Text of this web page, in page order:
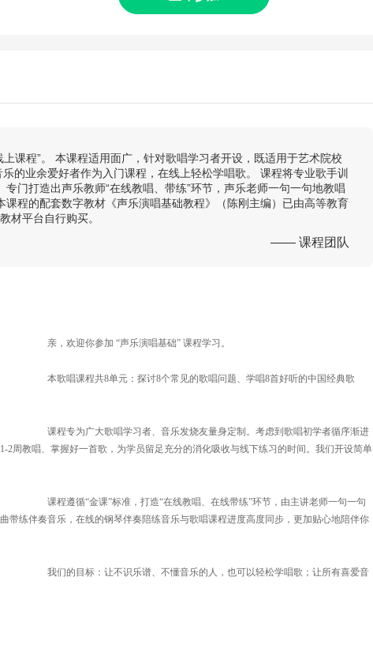
课程”。 本课程适用面广，针对歌唱学习者开设，既适用于艺术院校
的业余爱好者作为入门课程，在线上轻松学唱歌。 课程将专业歌手训
门打造出声乐教师“在线教唱、带练”环节，声乐老师一句一句地教唱
程的配套数字教材《声乐演唱基础教程》（陈刚主编）已由高等教育
材平台自行购买。
—— 课程团队
亲，欢迎你参加 “声乐演唱基础” 课程学习。
本歌唱课程共8单元：探讨8个常见的歌唱问题、学唱8首好听的中国经典歌
课程专为广大歌唱学习者、音乐发烧友量身定制。考虑到歌唱初学者循序渐进
周教唱、掌握好一首歌，为学员留足充分的消化吸收与线下练习的时间。我们开设简单
课程遵循“金课”标准，打造“在线教唱、在线带练”环节，由主讲老师一句一句
带练伴奏音乐，在线的钢琴伴奏陪练音乐与歌唱课程进度高度同步，更加贴心地陪伴你
我们的目标：让不识乐谱、不懂音乐的人，也可以轻松学唱歌；让所有喜爱音